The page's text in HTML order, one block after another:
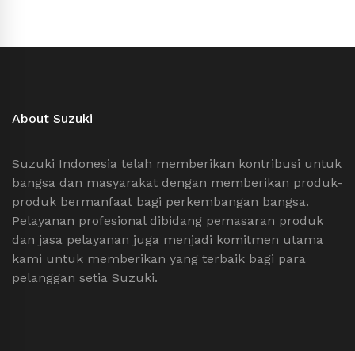
About Suzuki
Suzuki Indonesia telah memberikan kontribusi untuk
bangsa dan masyarakat dengan memberikan produk-
produk bermanfaat bagi perkembangan bangsa.
Pelayanan profesional dibidang pemasaran produk
dan jasa pelayanan juga menjadi komitmen utama
kami untuk memberikan yang terbaik bagi para
pelanggan setia Suzuki.